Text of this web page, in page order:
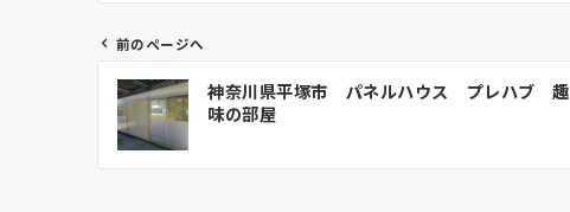
ビ
前のページへ
神奈川県平塚市 パネルハウス プレハブ 趣
味の部屋